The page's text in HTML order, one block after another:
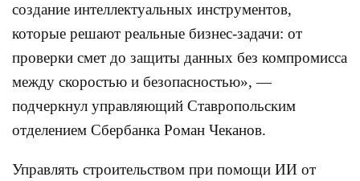
создание интеллектуальных инструментов,
которые решают реальные бизнес-задачи: от
проверки смет до защиты данных без компромисса
между скоростью и безопасностью», —
подчеркнул управляющий Ставропольским
отделением Сбербанка Роман Чеканов.
Управлять строительством при помощи ИИ от